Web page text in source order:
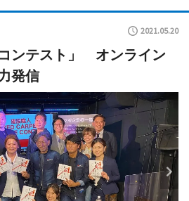
2021.05.20
ンテスト」 オンライン
発信